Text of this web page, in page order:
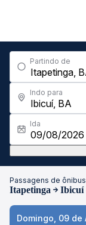
Partindo de
Indo para
Ida
Passagens de ônibus
Itapetinga Ibicuí
Domingo, 09 de